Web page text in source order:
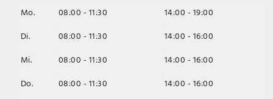
Mo. 08:00 - 11:30
14:00 - 19:00
Di.
08:00 - 11:30
14:00 - 16:00
Mi.
08:00 - 11:30
14:00 - 16:00
Do.
08:00 - 11:30
14:00 - 16:00